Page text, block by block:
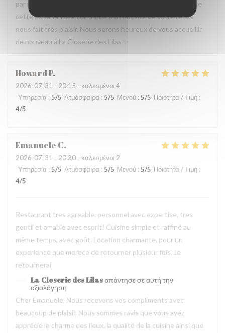
par notre équipe ainsi que la qualité de la cuisine. Savoir que
cette expérience a contribué à la réussite de votre repas
nous fait très plaisir. Nous serons heureux de vous accueillir
de nouveau à La Closerie des Lilas ✨
HowardP
2026-07-31 - 20:15 - καλεσμένοι 4
Υπηρεσία : 5/5 Ατμόσφαιρα : 5/5 Μενού : 5/5 Ποιότητα / Τιμή :
4/5
Emanuele C
2026-07-31 - 20:30 - καλεσμένοι 2
Υπηρεσία : 5/5 Ατμόσφαιρα :5/5 Μενού : 5/5 Ποιότητα / Τιμή :
4/5
Restaurant tres agreable, personnel avec expertise, tres
gentil et amable avec esprit! Cuisine simple et raffiné au
même temps, avec goût. Location charmante, pour un
experience que merece de retourner plusieur fois. Je
retournerai
La Closerie des Lilasαπάντησε σε αυτή την
αξιολόγηση
Cher Emanuele, Nous recevons vos compliments avec
beaucoup de plaisir. Nous sommes ravis que vous ayez
apprécié le charme des lieux, la qualité de la cuisine ainsi que